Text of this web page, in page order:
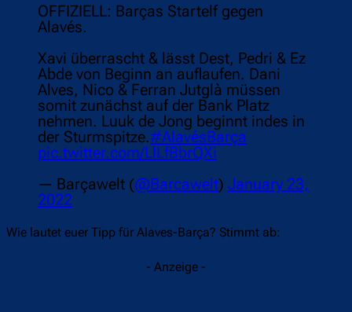
OFFIZIELL: Barças Startelf gegen
Alavés.
Xavi überrascht & lässt Dest, Pedri & Ez
Abde von Beginn an auflaufen. Dani
Alves, Nico & Ferran Jutglà müssen
somit zunächst auf der Bank Platz
nehmen. Luuk de Jong beginnt indes in
der Sturmspitze.#AlavésBarça
pic.twitter.com/LlLfBbrQXi
— Barçawelt (@Barcawelt) January 23,
2022
Wie lautet euer Tipp für Alaves-Barça? Stimmt ab:
- Anzeige -